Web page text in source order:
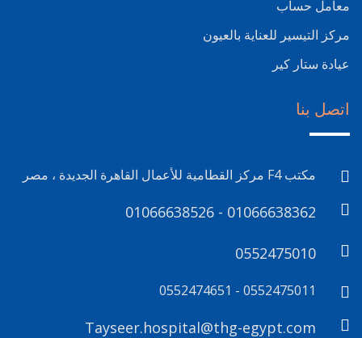
معامل حساب
مركز التيسير للعناية بالعيون
عيادة ستار كير
اتصل بنا
مكتب F4 مركز القطامية للأعمال القاهرة الجديدة ، مصر
01066638526 - 01066638362
0552475010
0552475011 - 0552474651
Tayseer.hospital@thg-egypt.com